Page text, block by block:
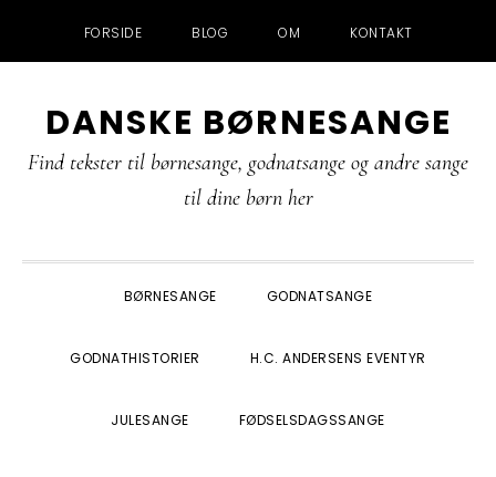
FORSIDE BLOG OM KONTAKT
direkte
til
indhold
direkte
til
direkte
til
DANSKE BØRNESANGE
Find tekster til børnesange, godnatsange og andre sange
til dine børn her
BØRNESANGE GODNATSANGE
GODNATHISTORIER H.C. ANDERSENS EVENTYR
JULESANGE FØDSELSDAGSSANGE